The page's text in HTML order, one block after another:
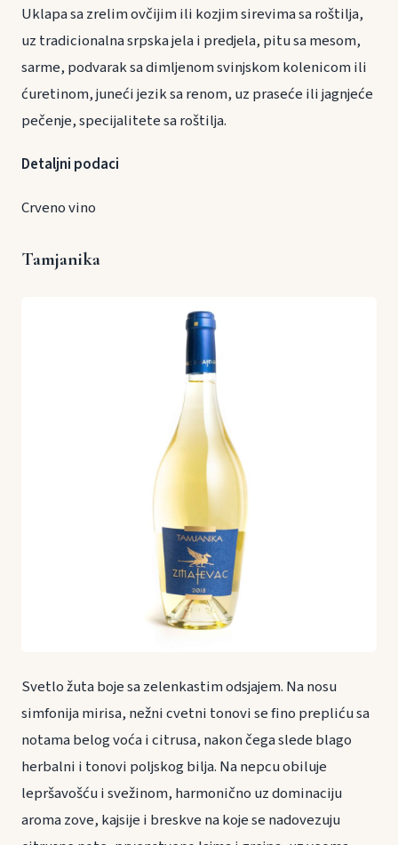
Uklapa sa zrelim ovčijim ili kozjim sirevima sa roštilja,
uz tradicionalna srpska jela i predjela, pitu sa mesom,
sarme, podvarak sa dimljenom svinjskom kolenicom ili
ćuretinom, juneći jezik sa renom, uz praseće ili jagnjeće
pečenje, specijalitete sa roštilja.
Detaljni podaci
Crveno vino
Tamjanika
Svetlo žuta boje sa zelenkastim odsjajem. Na nosu
simfonija mirisa, nežni cvetni tonovi se fino prepliću sa
notama belog voća i citrusa, nakon čega slede blago
herbalni i tonovi poljskog bilja. Na nepcu obiluje
lepršavošću i svežinom, harmonično uz dominaciju
aroma zove, kajsije i breskve na koje se nadovezuju